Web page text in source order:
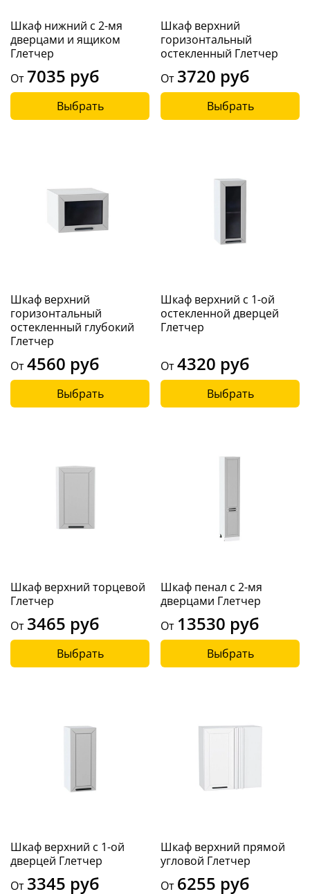
Шкаф нижний с 2-мя
дверцами и ящиком
Глетчер
От7035 руб
Выбрать
Шкаф верхний
горизонтальный
остекленный Глетчер
От 3720 руб
Выбрать
Шкаф верхний
горизонтальный
остекленный глубокий
Глетчер
От4560 руб
Выбрать
Шкаф верхний с 1-ой
остекленной дверцей
Глетчер
От4320 руб
Выбрать
Шкаф верхний торцевой
Глетчер
От 3465 руб
Выбрать
Шкаф пенал с 2-мя
дверцами Глетчер
От 13530 руб
Выбрать
Шкаф верхний с 1-ой
дверцей Глетчер
От 3345 руб
Шкаф верхний прямой
угловой Глетчер
От 6255 руб